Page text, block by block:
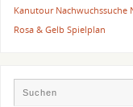
Kanutour Nachwuchssuche
Rosa & Gelb Spielplan